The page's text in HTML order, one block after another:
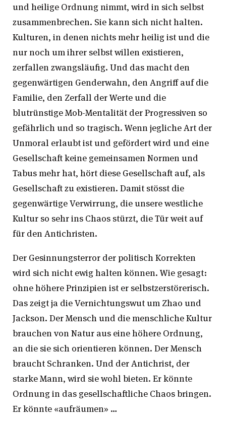
und heilige Ordnung nimmt, wird in sich selbst
zusammenbrechen. Sie kann sich nicht halten.
Kulturen, in denen nichts mehr heilig ist und die
nur noch um ihrer selbst willen existieren,
zerfallen zwangsläufig. Und das macht den
gegenwärtigen Genderwahn, den Angriff auf die
Familie, den Zerfall der Werte und die
blutrünstige Mob-Mentalität der Progressiven so
gefährlich und so tragisch. Wenn jegliche Art der
Unmoral erlaubt ist und gefördert wird und eine
Gesellschaft keine gemeinsamen Normen und
Tabus mehr hat, hört diese Gesellschaft auf, als
Gesellschaft zu existieren. Damit stösst die
gegenwärtige Verwirrung, die unsere westliche
Kultur so sehr ins Chaos stürzt, die Tür weit auf
für den Antichristen.
Der Gesinnungsterror der politisch Korrekten
wird sich nicht ewig halten können. Wie gesagt:
ohne höhere Prinzipien ist er selbstzerstörerisch.
Das zeigt ja die Vernichtungswut um Zhao und
Jackson. Der Mensch und die menschliche Kultur
brauchen von Natur aus eine höhere Ordnung,
an die sie sich orientieren können. Der Mensch
braucht Schranken. Und der Antichrist, der
starke Mann, wird sie wohl bieten. Er könnte
Ordnung in das gesellschaftliche Chaos bringen.
Er könnte «aufräumen» …